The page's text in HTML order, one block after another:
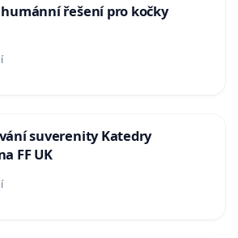
řešení pro kočky
suverenity Katedry
FF UK